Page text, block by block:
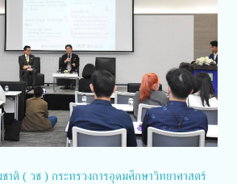
ติ ( วช ) กระทรวงการอุดมศึกษาวิทยาศาสตร์